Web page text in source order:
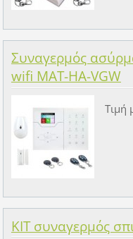
Συναγερμός
wifi MAT-HA-VGW
Τιμή
KIT συναγερμός